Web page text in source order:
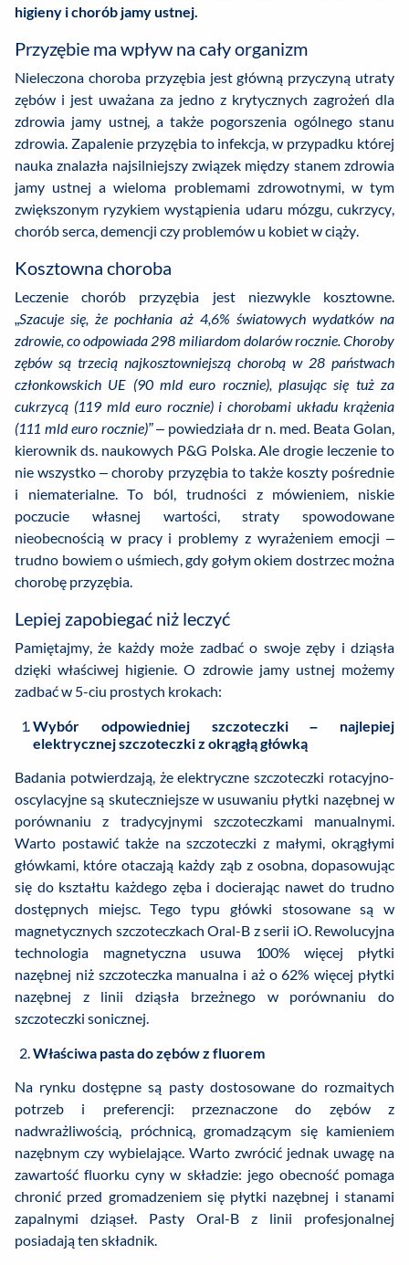
higieny i chorób jamy ustnej.
Przyzębie ma wpływ na cały organizm
Nieleczona choroba przyzębia jest główną przyczyną utraty
zębów i jest uważana za jedno z krytycznych zagrożeń dla
zdrowia jamy ustnej, a także pogorszenia ogólnego stanu
zdrowia. Zapalenie przyzębia to infekcja, w przypadku której
nauka znalazła najsilniejszy związek między stanem zdrowia
jamy ustnej a wieloma problemami zdrowotnymi, w tym
zwiększonym ryzykiem wystąpienia udaru mózgu, cukrzycy,
chorób serca, demencji czy problemów u kobiet w ciąży.
Kosztowna choroba
Leczenie chorób przyzębia jest niezwykle kosztowne.
„Szacuje się, że pochłania aż 4,6% światowych wydatków na
zdrowie, co odpowiada 298 miliardom dolarów rocznie. Choroby
zębów są trzecią najkosztowniejszą chorobą w 28 państwach
członkowskich UE (90 mld euro rocznie), plasując się tuż za
cukrzycą (119 mld euro rocznie) i chorobami układu krążenia
(111 mld euro rocznie)”– powiedziała dr n. med. Beata Golan,
kierownik ds. naukowych P&G Polska. Ale drogie leczenie to
nie wszystko – choroby przyzębia to także koszty pośrednie
i niematerialne. To ból, trudności z mówieniem, niskie
poczucie własnej wartości, straty spowodowane
nieobecnością w pracy i problemy z wyrażeniem emocji –
trudno bowiem o uśmiech, gdy gołym okiem dostrzec można
chorobę przyzębia.
Lepiej zapobiegać niż leczyć
Pamiętajmy, że każdy może zadbać o swoje zęby i dziąsła
dzięki właściwej higienie. O zdrowie jamy ustnej możemy
zadbać w 5-ciu prostych krokach:
Wybór odpowiedniej szczoteczki – najlepiej
elektrycznej szczoteczki z okrągłą główką
Badania potwierdzają, że elektryczne szczoteczki rotacyjno-
oscylacyjne są skuteczniejsze w usuwaniu płytki nazębnej w
porównaniu z tradycyjnymi szczoteczkami manualnymi.
Warto postawić także na szczoteczki z małymi, okrągłymi
główkami, które otaczają każdy ząb z osobna, dopasowując
się do kształtu każdego zęba i docierając nawet do trudno
dostępnych miejsc. Tego typu główki stosowane są w
magnetycznych szczoteczkach Oral-B z serii iO. Rewolucyjna
technologia magnetyczna usuwa 100% więcej płytki
nazębnej niż szczoteczka manualna i aż o 62% więcej płytki
nazębnej z linii dziąsła brzeżnego w porównaniu do
szczoteczki sonicznej.
Właściwa pasta do zębów z fluorem
Na rynku dostępne są pasty dostosowane do rozmaitych
potrzeb i preferencji: przeznaczone do zębów z
nadwrażliwością, próchnicą, gromadzącym się kamieniem
nazębnym czy wybielające. Warto zwrócić jednak uwagę na
zawartość fluorku cyny w składzie: jego obecność pomaga
chronić przed gromadzeniem się płytki nazębnej i stanami
zapalnymi dziąseł. Pasty Oral-B z linii profesjonalnej
posiadają ten składnik.